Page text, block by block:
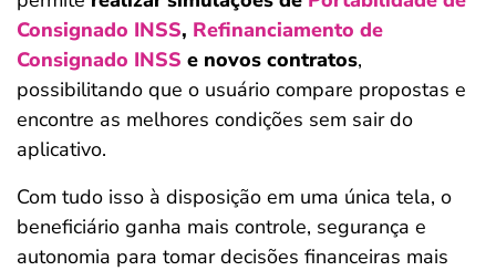
Consignado INSS, Refinanciamento de
Consignado INSS e novos contratos,
possibilitando que o usuário compare propostas e
encontre as melhores condições sem sair do
aplicativo.
Com tudo isso à disposição em uma única tela, o
beneficiário ganha mais controle, segurança e
autonomia para tomar decisões financeiras mais